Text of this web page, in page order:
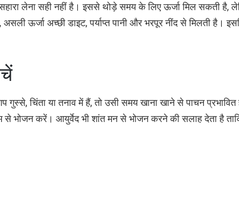
लेना सही नहीं है। इससे थोड़े समय के लिए ऊर्जा मिल सकती है,
ऊर्जा अच्छी डाइट, पर्याप्त पानी और भरपूर नींद से मिलती है।
चिंता या तनाव में हैं, तो उसी समय खाना खाने से पाचन प्रभावित
भोजन करें। आयुर्वेद भी शांत मन से भोजन करने की सलाह देता है